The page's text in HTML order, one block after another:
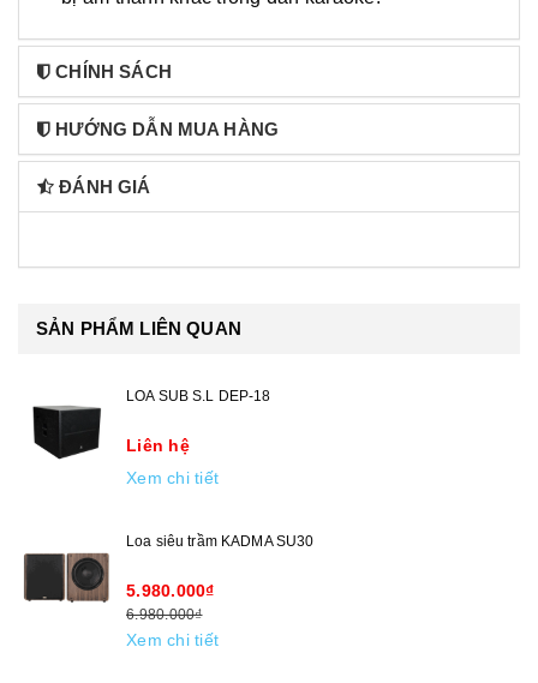
CHÍNH SÁCH
HƯỚNG DẪN MUA HÀNG
ĐÁNH GIÁ
SẢN PHẨM LIÊN QUAN
LOA SUB S.L DEP-18
Liên hệ
Xem chi tiết
Loa siêu trầm KADMA SU30
5.980.000₫
6.980.000₫
Xem chi tiết